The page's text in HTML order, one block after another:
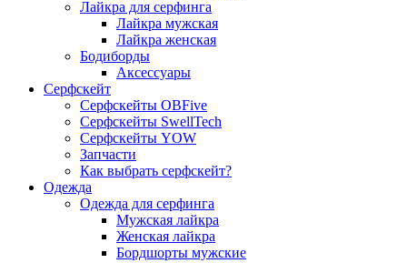
Лайкра для серфинга
Лайкра мужская
Лайкра женская
Бодиборды
Аксессуары
Серфскейт
Серфскейты OBFive
Серфскейты SwellTech
Серфскейты YOW
Запчасти
Как выбрать серфскейт?
Одежда
Одежда для серфинга
Мужская лайкра
Женская лайкра
Бордшорты мужские